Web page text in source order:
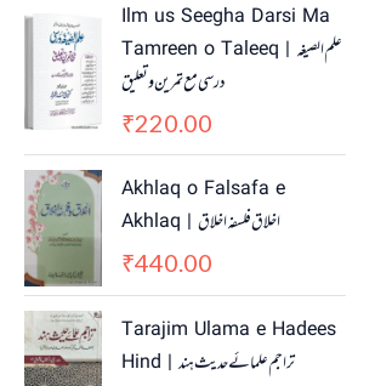
Ilm us Seegha Darsi Ma
Tamreen o Taleeq | علم الصیغہ
درسی مع تمرین و تعلیق
₹220.00
Akhlaq o Falsafa e
Akhlaq | اخلاق فلسفہ اخلاق
₹440.00
Tarajim Ulama e Hadees
Hind | تراجم علمائے حديث ہند